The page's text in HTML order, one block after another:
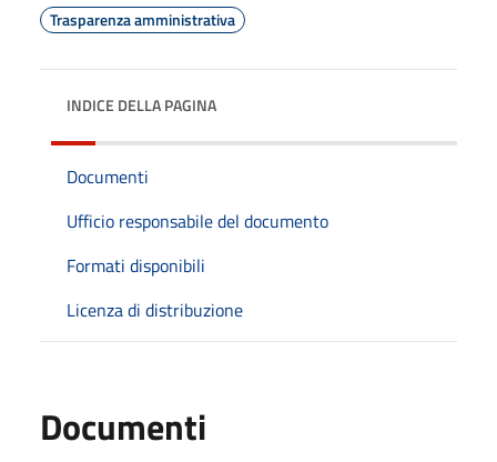
Trasparenza amministrativa
INDICE DELLA PAGINA
Documenti
Ufficio responsabile del documento
Formati disponibili
Licenza di distribuzione
Documenti